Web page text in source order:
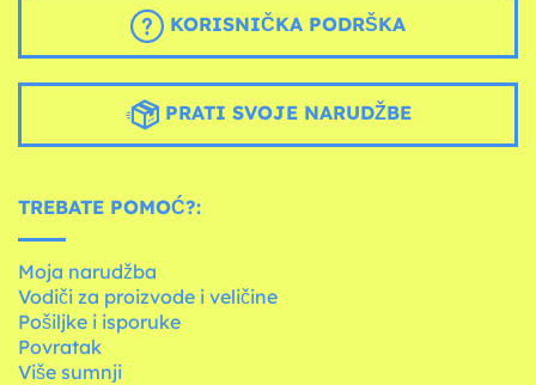
KORISNIČKA PODRŠKA
PRATI SVOJE NARUDŽBE
TREBATE POMOĆ?:
Moja narudžba
Vodiči za proizvode i veličine
Pošiljke i isporuke
Povratak
Više sumnji